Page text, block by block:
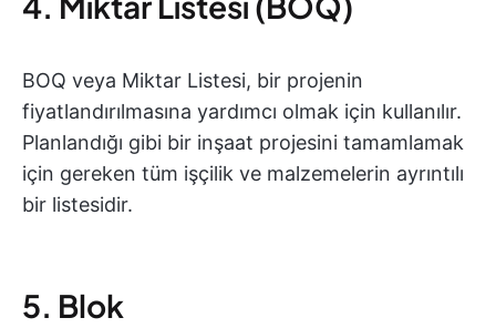
BOQ veya Miktar Listesi, bir projenin
fiyatlandırılmasına yardımcı olmak için kullanılır.
Planlandığı gibi bir inşaat projesini tamamlamak
için gereken tüm işçilik ve malzemelerin ayrıntılı
bir listesidir.
5. Blok